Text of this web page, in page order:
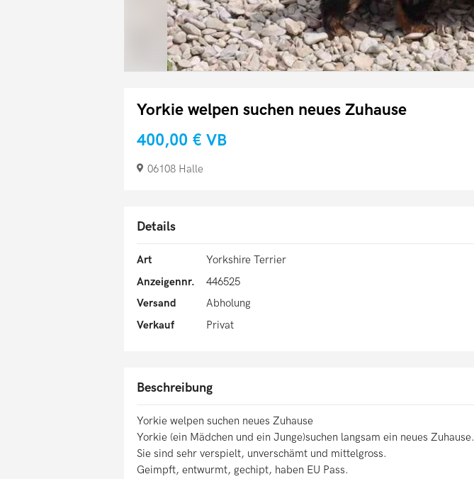
Yorkie welpen suchen neues Zuhause
400,00 € VB
06108 Halle
Details
Art
Yorkshire Terrier
Anzeigennr.
446525
Versand
Abholung
Verkauf
Privat
Beschreibung
Yorkie welpen suchen neues Zuhause
Yorkie (ein Mädchen und ein Junge)suchen langsam ein neues Zuhause.
Sie sind sehr verspielt, unverschämt und mittelgross.
Geimpft, entwurmt, gechipt, haben EU Pass.